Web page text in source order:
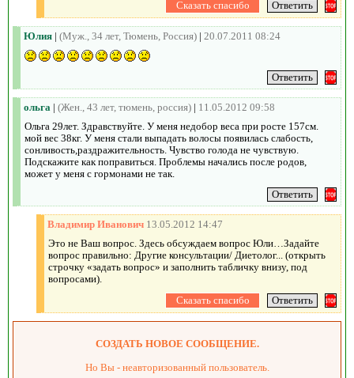
Юлия | (Муж., 34 лет, Тюмень, Россия) | 20.07.2011 08:24
ольга | (Жен., 43 лет, тюмень, россия) | 11.05.2012 09:58
Ольга 29лет. Здравствуйте. У меня недобор веса при росте 157см.
мой вес 38кг. У меня стали выпадать волосы появилась слабость,
сонливость,раздражительность. Чувство голода не чувствую.
Подскажите как поправиться. Проблемы начались после родов,
может у меня с гормонами не так.
Владимир Иванович 13.05.2012 14:47
Это не Ваш вопрос. Здесь обсуждаем вопрос Юли…Задайте
вопрос правильно: Другие консультации/ Диетолог... (открыть
строчку «задать вопрос» и заполнить табличку внизу, под
вопросами).
СОЗДАТЬ НОВОЕ СООБЩЕНИЕ.
Но Вы - неавторизованный пользователь.